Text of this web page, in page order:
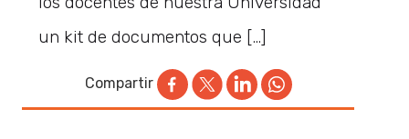
un kit de documentos que […]
Compartir